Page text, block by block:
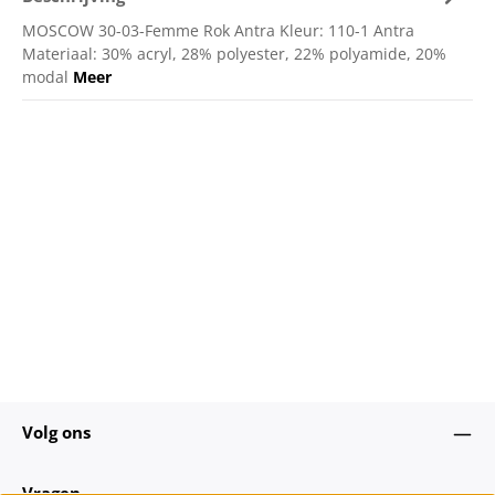
MOSCOW 30-03-Femme Rok Antra Kleur: 110-1 Antra
Materiaal: 30% acryl, 28% polyester, 22% polyamide, 20%
modal Meer
Volg ons